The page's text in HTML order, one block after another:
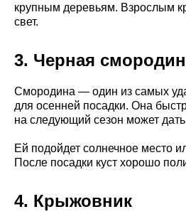
крупным деревьям. Взрослым
свет.
3. Черная
Смородина — один из самых
для осенней посадки. Она
на следующий сезон может
Ей подойдет солнечное место
После посадки куст хорошо
4. Крыжовник